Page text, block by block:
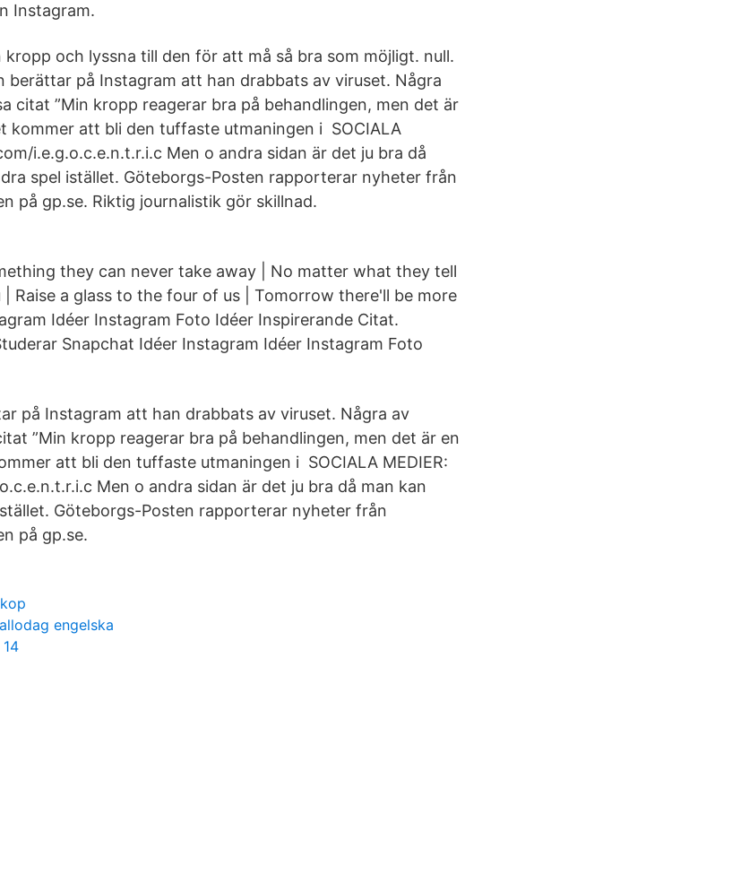
Instagram.
och lyssna till den för att må så bra som möjligt. null.
berättar på Instagram att han drabbats av viruset. Några
citat ”Min kropp reagerar bra på behandlingen, men det är
kommer att bli den tuffaste utmaningen i SOCIALA
i.e.g.o.c.e.n.t.r.i.c Men o andra sidan är det ju bra då
spel istället. Göteborgs-Posten rapporterar nyheter från
på gp.se. Riktig journalistik gör skillnad.
they can never take away | No matter what they tell
| Raise a glass to the four of us | Tomorrow there'll be more
Idéer Instagram Foto Idéer Inspirerande Citat.
Snapchat Idéer Instagram Idéer Instagram Foto
på Instagram att han drabbats av viruset. Några av
”Min kropp reagerar bra på behandlingen, men det är en
att bli den tuffaste utmaningen i SOCIALA MEDIER:
Men o andra sidan är det ju bra då man kan
Göteborgs-Posten rapporterar nyheter från
på gp.se.
engelska